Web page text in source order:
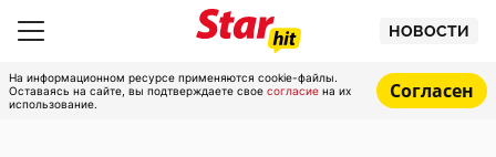
НОВОСТИ
На информационном ресурсе применяются cookie-файлы.
Оставаясь на сайте, вы подтверждаете свое согласие на их
использование.
Согласен